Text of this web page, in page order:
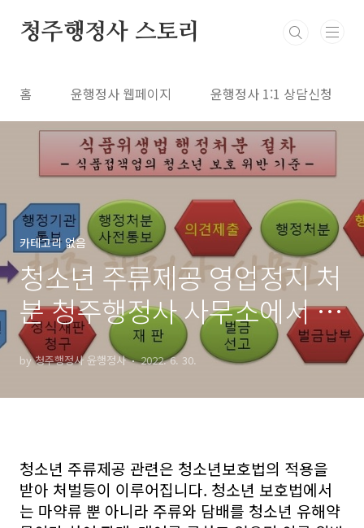
청주행정사 스토리
홈 윤행정사 웹페이지 윤행정사 1:1 상담신청
카테고리 없음
청소년 주류제공 영업정지 처
분 청주행정사 사무소에서 의
견제출과 행정심판 청구 그리
고 집행정지 신청 까지
by 청주행정사 윤행정사 2022. 6. 30.
청소년 주류제공 관련은 청소년보호법의 적용을
받아 처벌등이 이루어집니다. 청소년 보호법에서
는 마약류 뿐 아니라 주류와 담배를 청소년 유해약